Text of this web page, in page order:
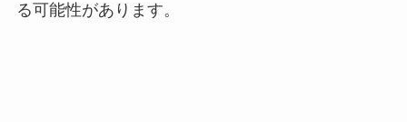
る可能性があります。